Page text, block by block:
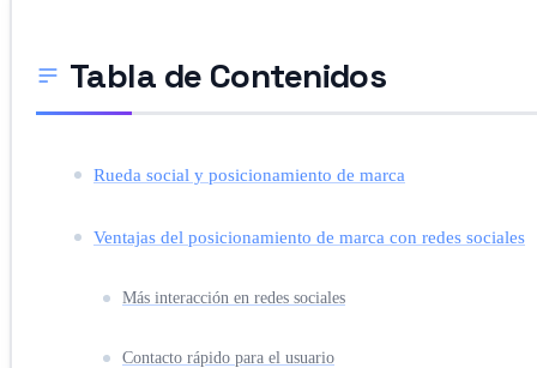
Tabla de Contenidos
Rueda social y posicionamiento de marca
Ventajas del posicionamiento de marca con redes sociales
Más interacción en redes sociales
Contacto rápido para el usuario